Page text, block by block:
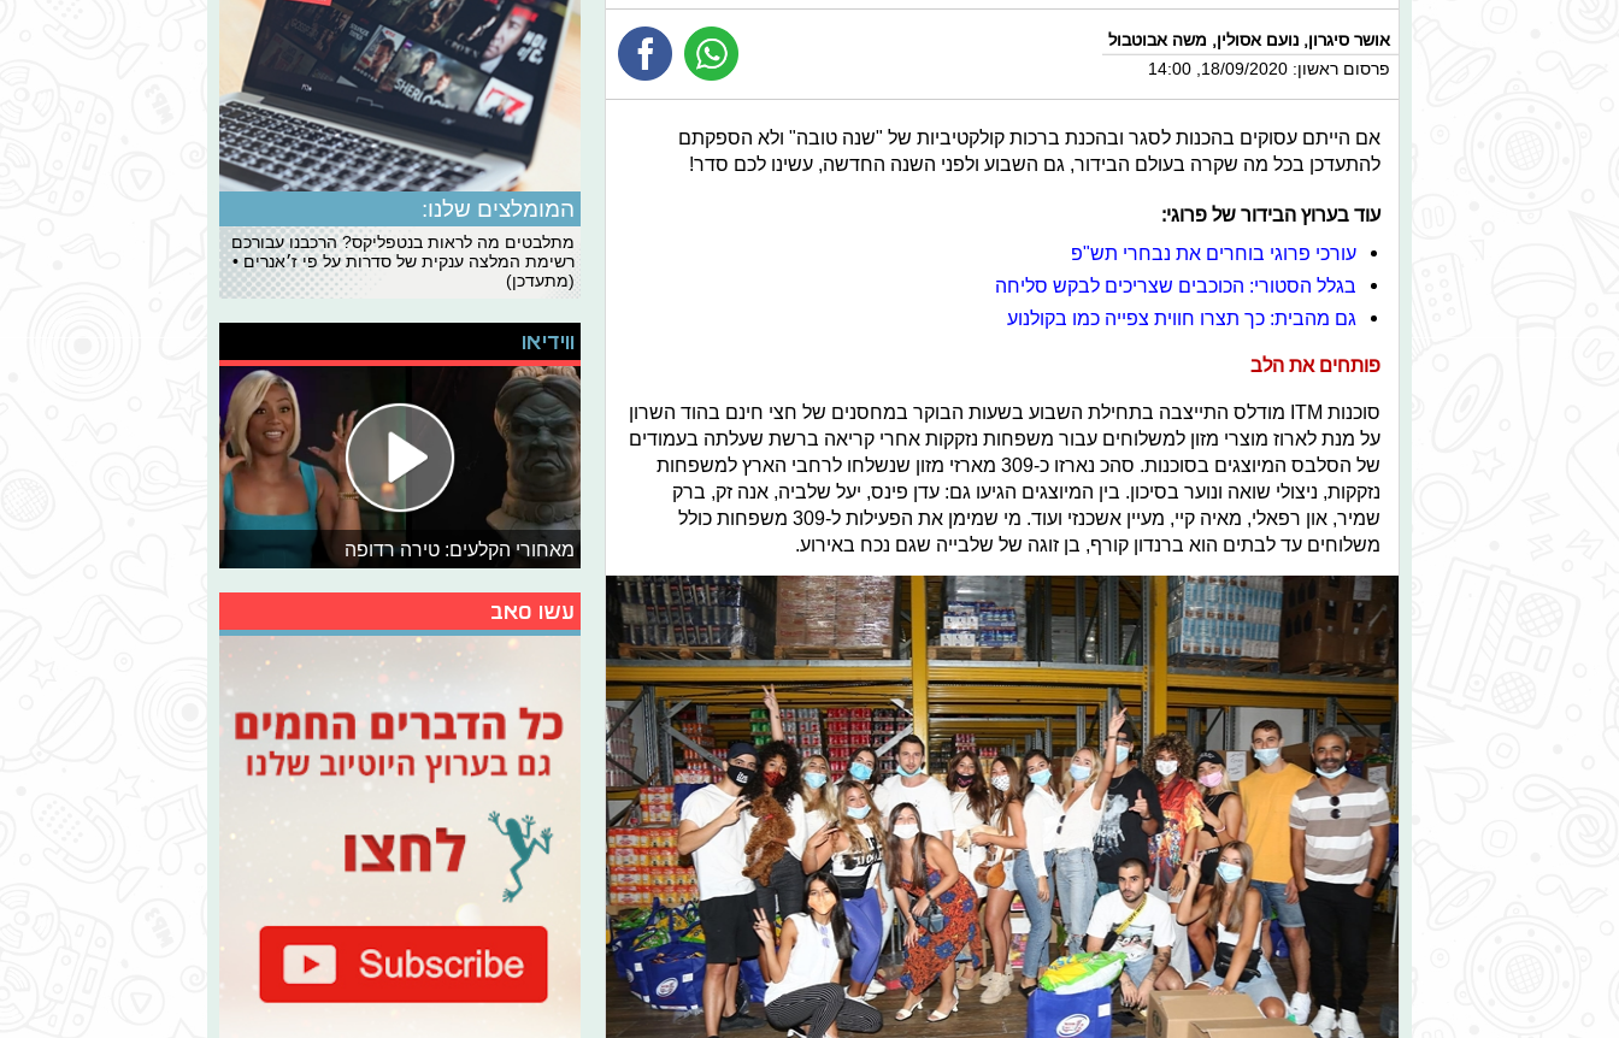
אושר סיגרון, נועם אסולין, משה אבוטבול
פרסום ראשון: 18/09/2020, 14:00
אם הייתם עסוקים בהכנות לסגר ובהכנת ברכות קולקטיביות של "שנה טובה" ולא הספקתם
להתעדכן בכל מה שקרה בעולם הבידור, גם השבוע ולפני השנה החדשה, עשינו לכם סדר!
עוד בערוץ הבידור של פרוגי:
עורכי פרוגי בוחרים את נבחרי תש"פ
בגלל הסטורי: הכוכבים שצריכים לבקש סליחה
גם מהבית: כך תצרו חווית צפייה כמו בקולנוע
פותחים את הלב
סוכנות ITM מודלס התייצבה בתחילת השבוע בשעות הבוקר במחסנים של חצי חינם בהוד השרון
על מנת לארוז מוצרי מזון למשלוחים עבור משפחות נזקקות אחרי קריאה ברשת שעלתה בעמודים
של הסלבס המיוצגים בסוכנות. סהכ נארזו כ-309 מארזי מזון שנשלחו לרחבי הארץ למשפחות
נזקקות, ניצולי שואה ונוער בסיכון. בין המיוצגים הגיעו גם: עדן פינס, יעל שלביה, אנה זק, ברק
שמיר, און רפאלי, מאיה קיי, מעיין אשכנזי ועוד. מי שמימן את הפעילות ל-309 משפחות כולל
משלוחים עד לבתים הוא ברנדון קורף, בן זוגה של שלבייה שגם נכח באירוע.
המומלצים שלנו:
מתלבטים מה לראות בנטפליקס? הרכבנו עבורכם
רשימת המלצה ענקית של סדרות על פי ז׳אנרים •
(מתעדכן)
ווידיאו
מאחורי הקלעים: טירה רדופה
עשו סאב